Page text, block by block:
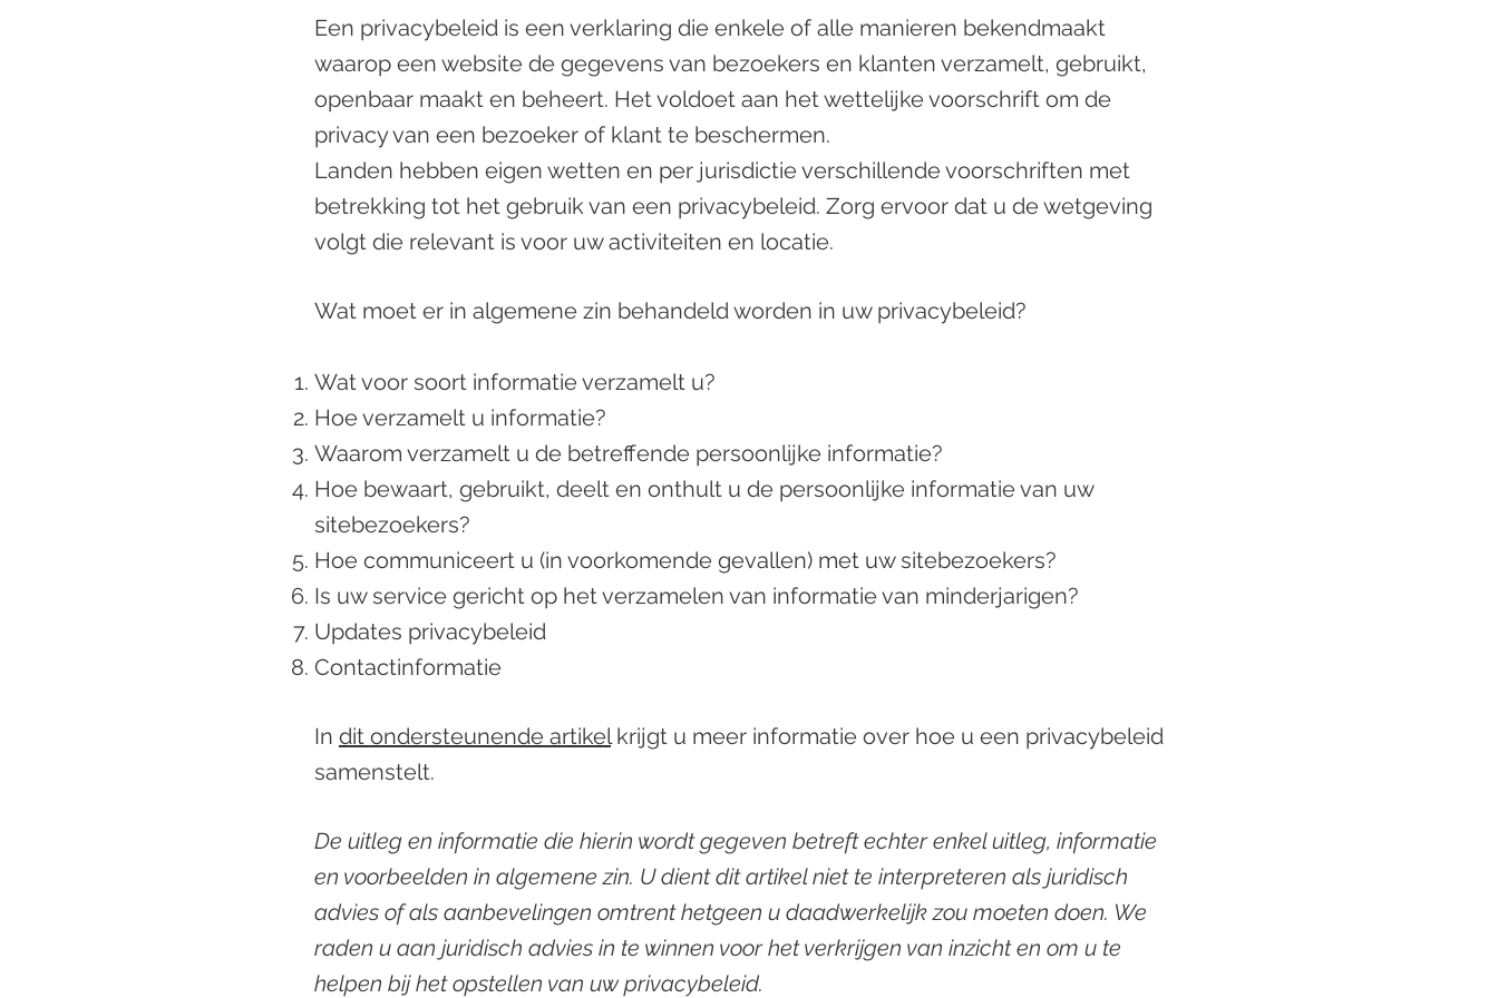
Een privacybeleid is een verklaring die enkele of alle manieren bekendmaakt
waarop een website de gegevens van bezoekers en klanten verzamelt, gebruikt,
openbaar maakt en beheert. Het voldoet aan het wettelijke voorschrift om de
privacy van een bezoeker of klant te beschermen.
Landen hebben eigen wetten en per jurisdictie verschillende voorschriften met
betrekking tot het gebruik van een privacybeleid. Zorg ervoor dat u de wetgeving
volgt die relevant is voor uw activiteiten en locatie.
Wat moet er in algemene zin behandeld worden in uw privacybeleid?
Wat voor soort informatie verzamelt u?
Hoe verzamelt u informatie?
Waarom verzamelt u de betreffende persoonlijke informatie?
Hoe bewaart, gebruikt, deelt en onthult u de persoonlijke informatie van uw
sitebezoekers?
Hoe communiceert u (in voorkomende gevallen) met uw sitebezoekers?
Is uw service gericht op het verzamelen van informatie van minderjarigen?
Updates privacybeleid
Contactinformatie
In dit ondersteunende artikelkrijgt u meer informatie over hoe u een privacybeleid
samenstelt.
De uitleg en informatie die hierin wordt gegeven betreft echter enkel uitleg, informatie
en voorbeelden in algemene zin. U dient dit artikel niet te interpreteren als juridisch
advies of als aanbevelingen omtrent hetgeen u daadwerkelijk zou moeten doen. We
raden u aan juridisch advies in te winnen voor het verkrijgen van inzicht en om u te
helpen bij het opstellen van uw privacybeleid.